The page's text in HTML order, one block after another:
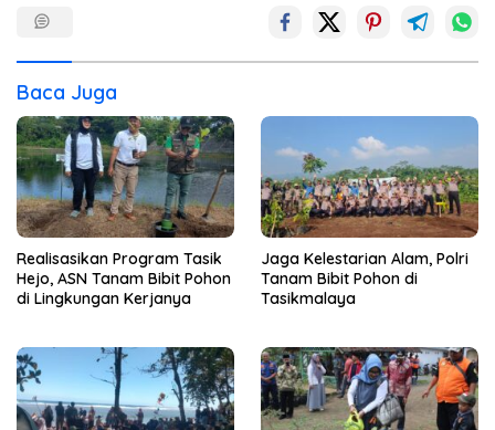
Baca Juga
Realisasikan Program Tasik
Hejo, ASN Tanam Bibit Pohon
di Lingkungan Kerjanya
Jaga Kelestarian Alam, Polri
Tanam Bibit Pohon di
Tasikmalaya